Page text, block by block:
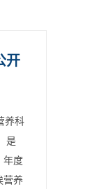
开
养科
是
年度
营养